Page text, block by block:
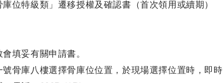
庫位特級類」遷移授權及確認書（首次領用或續期）
填妥有關申請書。
骨庫八樓選擇骨庫位位置，於現場選擇位置時，即